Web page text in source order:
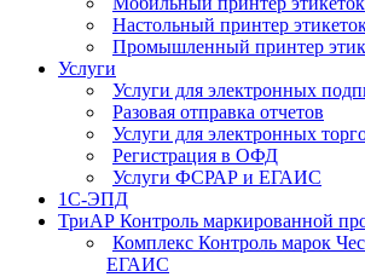
Настольный принтер
Промышленный принтер
Услуги
Услуги для электронных
Разовая отправка отчетов
Услуги для электронных
Регистрация в ОФД
Услуги ФСРАР и ЕГАИС
1С-ЭПД
ТриАР Контроль маркированной
Комплекс Контроль марок
ЕГАИС